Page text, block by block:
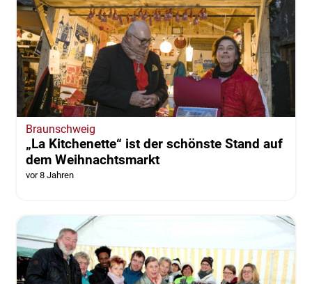
Braunschweig
„La Kitchenette“ ist der schönste Stand auf
dem Weihnachtsmarkt
vor 8 Jahren